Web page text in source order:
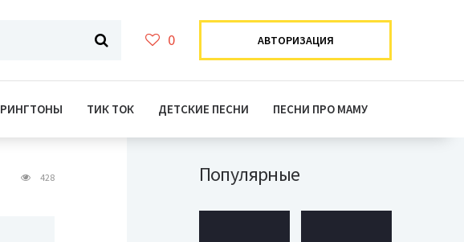
0 АВТОРИЗАЦИЯ
РИНГТОНЫ ТИК ТОК ДЕТСКИЕ ПЕСНИ ПЕСНИ ПРО МАМУ
428 Популярные